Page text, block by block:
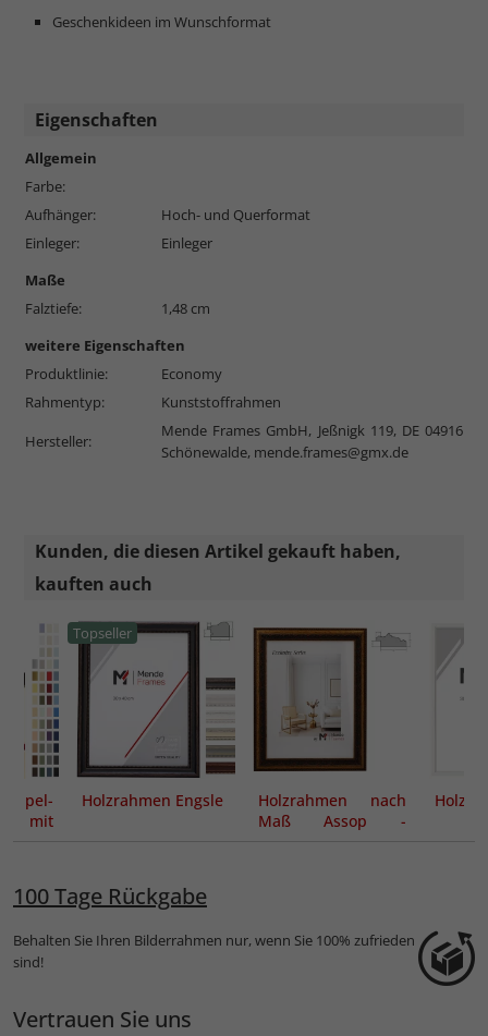
Geschenkideen im Wunschformat
Eigenschaften
Allgemein
Farbe:
Aufhänger:
Hoch- und Querformat
Einleger:
Einleger
Maße
Falztiefe:
1,48 cm
weitere Eigenschaften
Produktlinie:
Economy
Rahmentyp:
Kunststoffrahmen
Hersteller:
Mende Frames GmbH, Jeßnigk 119, DE 04916
Schönewalde, mende.frames@gmx.de
Kunden, die diesen Artikel gekauft haben,
kauften auch
mit
Topseller
Holzrahmen Engsle
Holzrahmen nach
Maß Assop -
100 Tage Rückgabe
Behalten Sie Ihren Bilderrahmen nur, wenn Sie 100% zufrieden
sind!
Vertrauen Sie uns